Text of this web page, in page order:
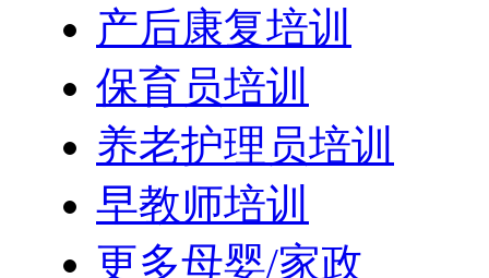
产后康复培训
保育员培训
养老护理员培训
早教师培训
更多母婴/家政